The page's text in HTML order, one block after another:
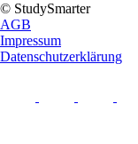
© StudySmarter
AGB
Impressum
Datenschutzerklärung